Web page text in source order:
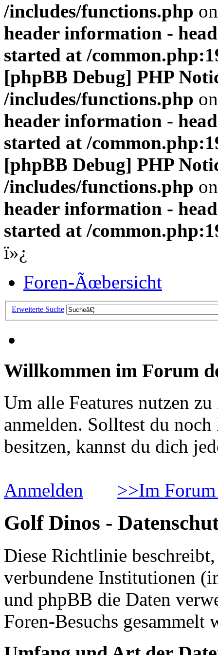
/includes/functions.php
header information -
started at /
[phpBB Debug] PHP
/includes/functions.php
header information -
started at /
[phpBB Debug] PHP
/includes/functions.php
header information -
started at /
ï»¿
Foren-Ãœbersicht
Erweiterte Suche
Willkommen im Forum
Um alle Features nutzen
anmelden. Solltest du
besitzen, kannst du dich
Anmelden >>Im
Golf Dinos -
Diese Richtlinie
verbundene Institutionen
und phpBB die Daten
Foren-Besuchs gesammelt